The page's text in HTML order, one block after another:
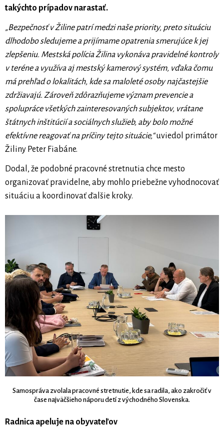
takýchto prípadov narastať.
„Bezpečnosť v Žiline patrí medzi naše priority, preto situáciu
dlhodobo sledujeme a prijímame opatrenia smerujúce k jej
zlepšeniu. Mestská polícia Žilina vykonáva pravidelné kontroly
v teréne a využíva aj mestský kamerový systém, vďaka čomu
má prehľad o lokalitách, kde sa maloleté osoby najčastejšie
zdržiavajú. Zároveň zdôrazňujeme význam prevencie a
spolupráce všetkých zainteresovaných subjektov, vrátane
štátnych inštitúcií a sociálnych služieb, aby bolo možné
efektívne reagovať na príčiny tejto situácie,“uviedol primátor
Žiliny Peter Fiabáne.
Dodal, že podobné pracovné stretnutia chce mesto
organizovať pravidelne, aby mohlo priebežne vyhodnocovať
situáciu a koordinovať ďalšie kroky.
Samospráva zvolala pracovné stretnutie, kde sa radila, ako zakročiť v
čase najväčšieho náporu detí z východného Slovenska.
Radnica apeluje na obyvateľov